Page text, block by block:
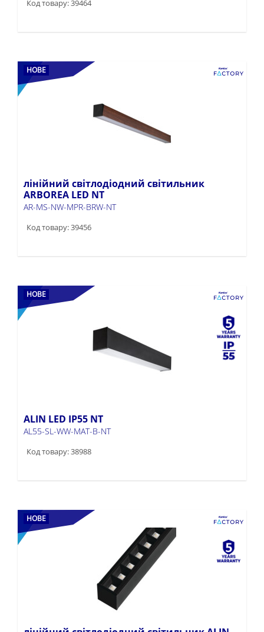
Код товару: 39464
НОВЕ
лінійний світлодіодний світильник
ARBOREA LED NT
AR-MS-NW-MPR-BRW-NT
Код товару: 39456
НОВЕ
ALIN LED IP55 NT
AL55-SL-WW-MAT-B-NT
Код товару: 38988
НОВЕ